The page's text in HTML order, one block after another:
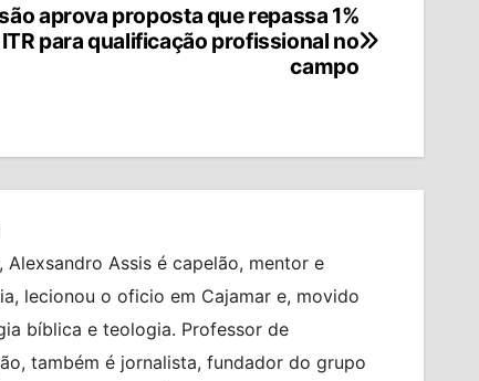
aprova proposta que repassa 1%
para qualificação profissional no
campo
Alexsandro Assis é capelão, mentor e
lecionou o oficio em Cajamar e, movido
bíblica e teologia. Professor de
também é jornalista, fundador do grupo